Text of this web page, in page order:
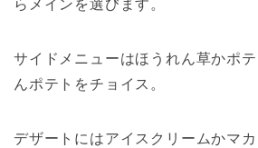
らメインを選びます。
サイドメニューはほうれん草かポ
んポテトをチョイス。
デザートにはアイスクリームかマ